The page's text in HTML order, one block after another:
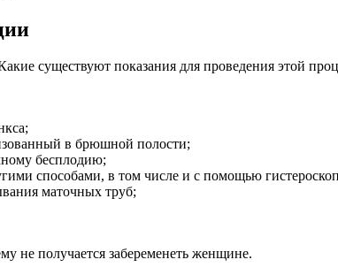
существуют показания для проведения этой
в брюшной полости;
бесплодию;
способами, в том числе и с помощью
маточных труб;
не получается забеременеть женщине.